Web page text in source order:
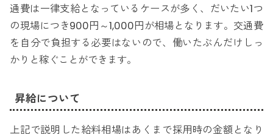
通費は一律支給となっているケースが多く、だいたい1つ
の現場につき900円～1,000円が相場となります。交通費
を自分で負担する必要はないので、働いたぶんだけしっ
かりと稼ぐことができます。
昇給について
上記で説明した給料相場はあくまで採用時の金額となり